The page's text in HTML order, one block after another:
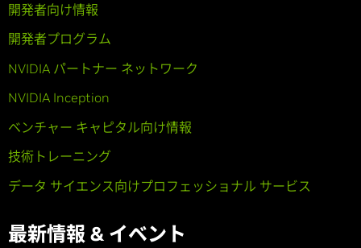
開発者向け情報
開発者プログラム
NVIDIA パートナー ネットワーク
NVIDIA Inception
ベンチャー キャピタル向け情報
技術トレーニング
データ サイエンス向けプロフェッショナル サービス
最新情報 & イベント